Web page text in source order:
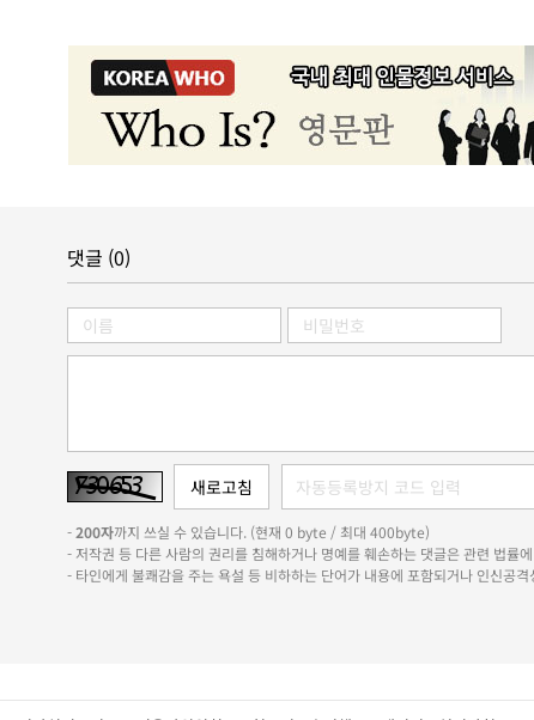
댓글 (0)
-200자까지 쓰실 수 있습니다. (현재 0 byte / 최대 400byte)
- 저작권 등 다른 사람의 권리를 침해하거나 명예를 훼손하는 댓글은 관련 법률
- 타인에게 불쾌감을 주는 욕설 등 비하하는 단어가 내용에 포함되거나 인신공